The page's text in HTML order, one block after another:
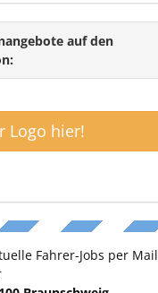
auf den
Logo hier!
Fahrer-Jobs per Mail